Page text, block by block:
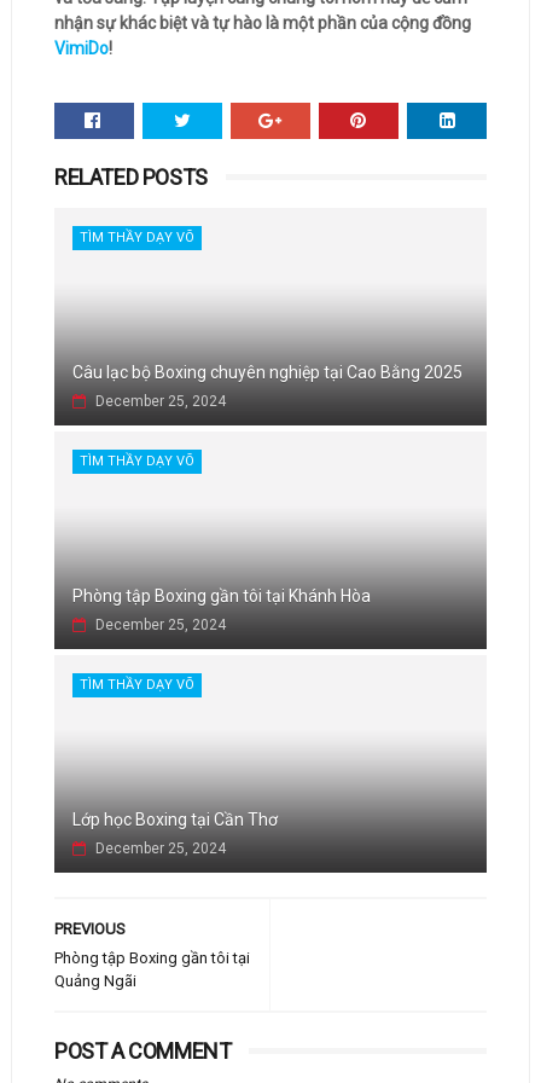
nhận sự khác biệt và tự hào là một phần của cộng đồng
VimiDo!
RELATED POSTS
TÌM THẦY DẠY VÕ
Câu lạc bộ Boxing chuyên nghiệp tại Cao Bằng 2025
December 25, 2024
TÌM THẦY DẠY VÕ
Phòng tập Boxing gần tôi tại Khánh Hòa
December 25, 2024
TÌM THẦY DẠY VÕ
Lớp học Boxing tại Cần Thơ
December 25, 2024
PREVIOUS
Phòng tập Boxing gần tôi tại
Quảng Ngãi
POST A COMMENT